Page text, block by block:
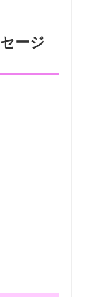
ージ